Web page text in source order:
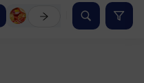
☀️ NOUVEAUTÉS ÉTÉ ☀️